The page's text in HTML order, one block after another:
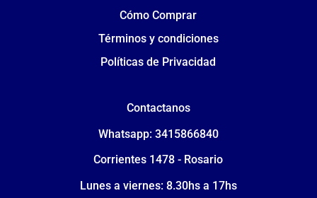
Cómo Comprar
Términos y condiciones
Políticas de Privacidad
Contactanos
Whatsapp: 3415866840
Corrientes 1478 - Rosario
Lunes a viernes: 8.30hs a 17hs